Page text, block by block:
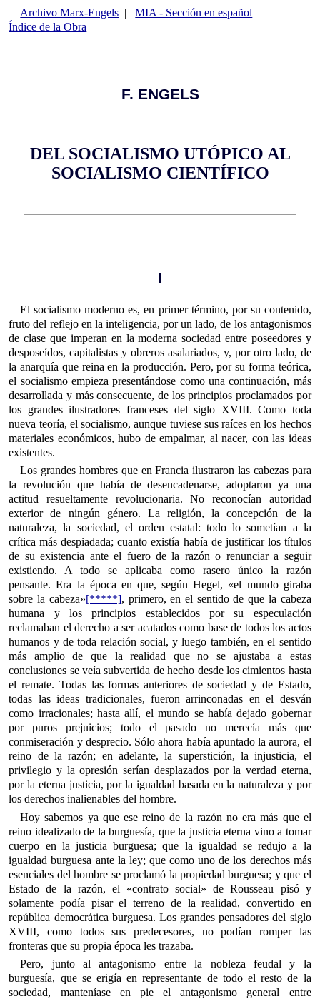
Archivo Marx-Engels |MIA - Sección en español
Índice de la Obra
F. ENGELS
DEL SOCIALISMO UTÓPICO AL
SOCIALISMO CIENTÍFICO
I
El socialismo moderno es, en primer término, por su contenido,
fruto del reflejo en la inteligencia, por un lado, de los antagonismos
de clase que imperan en la moderna sociedad entre poseedores y
desposeídos, capitalistas y obreros asalariados, y, por otro lado, de
la anarquía que reina en la producción. Pero, por su forma teórica,
el socialismo empieza presentándose como una continuación, más
desarrollada y más consecuente, de los principios proclamados por
los grandes ilustradores franceses del siglo XVIII. Como toda
nueva teoría, el socialismo, aunque tuviese sus raíces en los hechos
materiales económicos, hubo de empalmar, al nacer, con las ideas
existentes.
Los grandes hombres que en Francia ilustraron las cabezas para
la revolución que había de desencadenarse, adoptaron ya una
actitud resueltamente revolucionaria. No reconocían autoridad
exterior de ningún género. La religión, la concepción de la
naturaleza, la sociedad, el orden estatal: todo lo sometían a la
crítica más despiadada; cuanto existía había de justificar los títulos
de su existencia ante el fuero de la razón o renunciar a seguir
existiendo. A todo se aplicaba como rasero único la razón
pensante. Era la época en que, según Hegel, «el mundo giraba
sobre la cabeza»[*****], primero, en el sentido de que la cabeza
humana y los principios establecidos por su especulación
reclamaban el derecho a ser acatados como base de todos los actos
humanos y de toda relación social, y luego también, en el sentido
más amplio de que la realidad que no se ajustaba a estas
conclusiones se veía subvertida de hecho desde los cimientos hasta
el remate. Todas las formas anteriores de sociedad y de Estado,
todas las ideas tradicionales, fueron arrinconadas en el desván
como irracionales; hasta allí, el mundo se había dejado gobernar
por puros prejuicios; todo el pasado no merecía más que
conmiseración y desprecio. Sólo ahora había apuntado la aurora, el
reino de la razón; en adelante, la superstición, la injusticia, el
privilegio y la opresión serían desplazados por la verdad eterna,
por la eterna justicia, por la igualdad basada en la naturaleza y por
los derechos inalienables del hombre.
Hoy sabemos ya que ese reino de la razón no era más que el
reino idealizado de la burguesía, que la justicia eterna vino a tomar
cuerpo en la justicia burguesa; que la igualdad se redujo a la
igualdad burguesa ante la ley; que como uno de los derechos más
esenciales del hombre se proclamó la propiedad burguesa; y que el
Estado de la razón, el «contrato social» de Rousseau pisó y
solamente podía pisar el terreno de la realidad, convertido en
república democrática burguesa. Los grandes pensadores del siglo
XVIII, como todos sus predecesores, no podían romper las
fronteras que su propia época les trazaba.
Pero, junto al antagonismo entre la nobleza feudal y la
burguesía, que se erigía en representante de todo el resto de la
sociedad, manteníase en pie el antagonismo general entre